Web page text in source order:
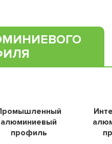
алюминиевый
профиль